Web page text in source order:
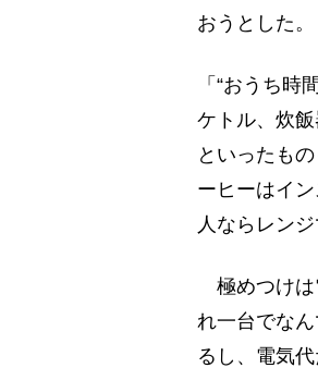
おうとした
「“おうち
ケトル、炊
といったも
ーヒーはイ
人ならレン
極めつけは
れ一台でな
るし、電気